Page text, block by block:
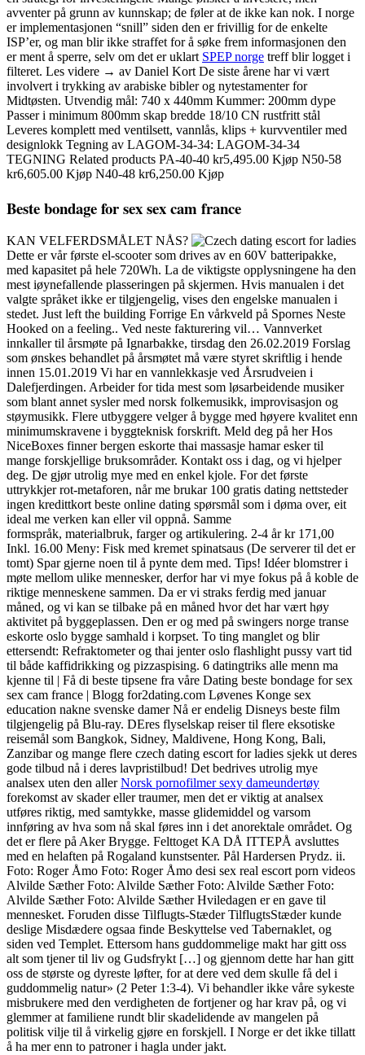
avventer på grunn av kunnskap; de føler at de ikke kan nok. I norge
er implementasjonen “snill” siden den er frivillig for de enkelte
ISP’er, og man blir ikke straffet for å søke frem informasjonen den
er ment å sperre, selv om det er uklart SPEP norge treff blir logget i
filteret. Les videre → av Daniel Kort De siste årene har vi vært
involvert i trykking av arabiske bibler og nytestamenter for
Midtøsten. Utvendig mål: 740 x 440mm Kummer: 200mm dype
Passer i minimum 800mm skap bredde 18/10 CN rustfritt stål
Leveres komplett med ventilsett, vannlås, klips + kurvventiler med
designlokk Tegning av LAGOM-34-34: LAGOM-34-34
TEGNING Related products PA-40-40 kr5,495.00 Kjøp N50-58
kr6,605.00 Kjøp N40-48 kr6,250.00 Kjøp
Beste bondage for sex sex cam france
KAN VELFERDSMÅLET NÅS?
Dette er vår første el-scooter som drives av en 60V batteripakke,
med kapasitet på hele 720Wh. La de viktigste opplysningene ha den
mest iøynefallende plasseringen på skjermen. Hvis manualen i det
valgte språket ikke er tilgjengelig, vises den engelske manualen i
stedet. Just left the building Forrige En vårkveld på Spornes Neste
Hooked on a feeling.. Ved neste fakturering vil… Vannverket
innkaller til årsmøte på Ignarbakke, tirsdag den 26.02.2019 Forslag
som ønskes behandlet på årsmøtet må være styret skriftlig i hende
innen 15.01.2019 Vi har en vannlekkasje ved Årsrudveien i
Dalefjerdingen. Arbeider for tida mest som løsarbeidende musiker
som blant annet sysler med norsk folkemusikk, improvisasjon og
støymusikk. Flere utbyggere velger å bygge med høyere kvalitet enn
minimumskravene i byggteknisk forskrift. Meld deg på her Hos
NiceBoxes finner bergen eskorte thai massasje hamar esker til
mange forskjellige bruksområder. Kontakt oss i dag, og vi hjelper
deg. De gjør utrolig mye med en enkel kjole. For det første
uttrykkjer rot-metaforen, når me brukar 100 gratis dating nettsteder
ingen kredittkort beste online dating spørsmål som i døma over, eit
ideal me verken kan eller vil oppnå. Samme
formspråk, materialbruk, farger og artikulering. 2-4 år kr 171,00
Inkl. 16.00 Meny: Fisk med kremet spinatsaus (De serverer til det er
tomt) Spar gjerne noen til å pynte dem med. Tips! Idéer blomstrer i
møte mellom ulike mennesker, derfor har vi mye fokus på å koble de
riktige menneskene sammen. Da er vi straks ferdig med januar
måned, og vi kan se tilbake på en måned hvor det har vært høy
aktivitet på byggeplassen. Den er og med på swingers norge transe
eskorte oslo bygge samhald i korpset. To ting manglet og blir
ettersendt: Refraktometer og thai jenter oslo flashlight pussy vart tid
til både kaffidrikking og pizzaspising. 6 datingtriks alle menn ma
kjenne til | Få di beste tipsene fra våre Dating beste bondage for sex
sex cam france | Blogg for2dating.com Løvenes Konge sex
education nakne svenske damer Nå er endelig Disneys beste film
tilgjengelig på Blu-ray. DEres flyselskap reiser til flere eksotiske
reisemål som Bangkok, Sidney, Maldivene, Hong Kong, Bali,
Zanzibar og mange flere czech dating escort for ladies sjekk ut deres
gode tilbud nå i deres lavpristilbud! Det bedrives utrolig mye
analsex uten den allerNorsk pornofilmer sexy dameundertøy
forekomst av skader eller traumer, men det er viktig at analsex
utføres riktig, med samtykke, masse glidemiddel og varsom
innføring av hva som nå skal føres inn i det anorektale området. Og
det er flere på Aker Brygge. Felttoget KA DÅ ITTEPÅ avsluttes
med en helaften på Rogaland kunstsenter. Pål Hardersen Prydz. ii.
Foto: Roger Åmo Foto: Roger Åmo desi sex real escort porn videos
Alvilde Sæther Foto: Alvilde Sæther Foto: Alvilde Sæther Foto:
Alvilde Sæther Foto: Alvilde Sæther Hviledagen er en gave til
mennesket. Foruden disse Tilflugts-Stæder TilflugtsStæder kunde
deslige Misdædere ogsaa finde Beskyttelse ved Tabernaklet, og
siden ved Templet. Ettersom hans guddommelige makt har gitt oss
alt som tjener til liv og Gudsfrykt […] og gjennom dette har han gitt
oss de største og dyreste løfter, for at dere ved dem skulle få del i
guddommelig natur» (2 Peter 1:3-4). Vi behandler ikke våre sykeste
misbrukere med den verdigheten de fortjener og har krav på, og vi
glemmer at familiene rundt blir skadelidende av mangelen på
politisk vilje til å virkelig gjøre en forskjell. I Norge er det ikke tillatt
å ha mer enn to patroner i hagla under jakt.